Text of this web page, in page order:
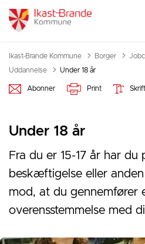
Ikast-Brande Kommune Borger
Uddannelse
Under 18 år
Abonner Print
Under 18 år
Fra du er 15-17 år har du
beskæftigelse eller
mod, at du gennemfører
overensstemmelse med